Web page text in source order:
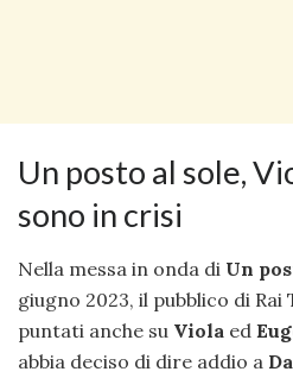
Un posto al sole,
sono in crisi
Nella messa in onda di Un
giugno 2023, il pubblico di
puntati anche su Viola ed
abbia deciso di dire addio a